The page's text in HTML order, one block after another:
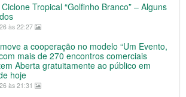
Tropical “Golfinho Branco” – Alguns
às 22:27
a cooperação no modelo “Um Evento,
mais de 270 encontros comerciais
Aberta gratuitamente ao público em
hoje
às 21:31